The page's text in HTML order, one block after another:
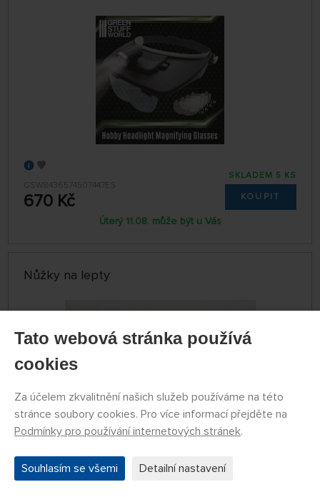
GSW8436574507447ES
670 Kč
SKLADEM 5 KS
KOUPIT
Úterý 11.08. může být u Vás
Nůžky na lepty
79774068
369 Kč
Tato webová stránka používá
cookies
Za účelem zkvalitnění našich služeb používáme na této
stránce soubory cookies. Pro více informací přejděte na
Podmínky pro používání internetových stránek.
Souhlasím se všemi Detailní nastavení